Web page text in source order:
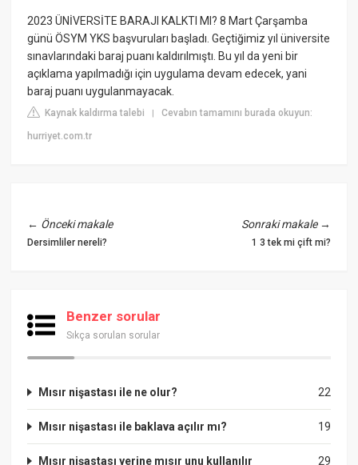
2023 ÜNİVERSİTE BARAJI KALKTI MI? 8 Mart Çarşamba
günü ÖSYM YKS başvuruları başladı. Geçtiğimiz yıl üniversite
sınavlarındaki baraj puanı kaldırılmıştı. Bu yıl da yeni bir
açıklama yapılmadığı için uygulama devam edecek, yani
baraj puanı uygulanmayacak.
Kaynak kaldırma talebi |Cevabın tamamını burada okuyun:
hurriyet.com.tr
← Önceki makale
Dersimliler nereli?
Sonraki makale→
1 3 tek mi çift mi?
Benzer sorular
Sıkça sorulan sorular
22
Mısır nişastası ile ne olur?
19
Mısır nişastası ile baklava açılır mı?
29
Mısır nişastası yerine mısır unu kullanılır